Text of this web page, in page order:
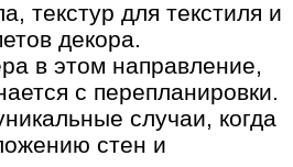
текстур для текстиля и
декора.
в этом направление,
с перепланировки.
случаи, когда
стен и